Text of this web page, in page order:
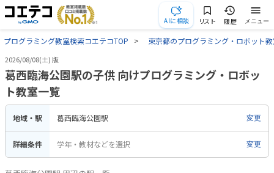
AIに相談 リスト 履歴 メニュー
プログラミング教室検索コエテコTOP 東京都のプログラミング・ロボット
2026/08/08(土) 版
葛西臨海公園駅の子供 向けプログラミング・ロボッ
ト教室一覧
地域・駅 葛西臨海公園駅 変更
詳細条件 学年・教材などを選択 変更